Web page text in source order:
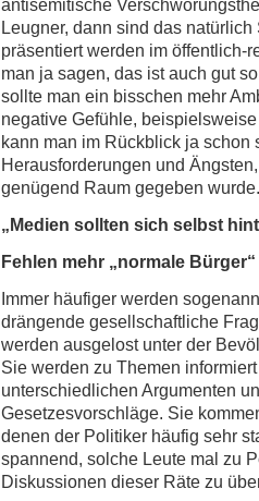
antisemitische
Leugner, dann sind das
präsentiert werden im öffentlich-
man ja sagen, das ist auch gut
sollte man ein bisschen mehr
negative Gefühle,
kann man im Rückblick ja
Herausforderungen und
genügend Raum gegeben wurde.
„Medien sollten sich selbst
Fehlen mehr „normale
Immer häufiger werden
drängende gesellschaftliche
werden ausgelost unter der
Sie werden zu Themen
unterschiedlichen Argumenten
Gesetzesvorschläge. Sie
denen der Politiker häufig sehr
spannend, solche Leute mal zu
Diskussionen dieser Räte zu